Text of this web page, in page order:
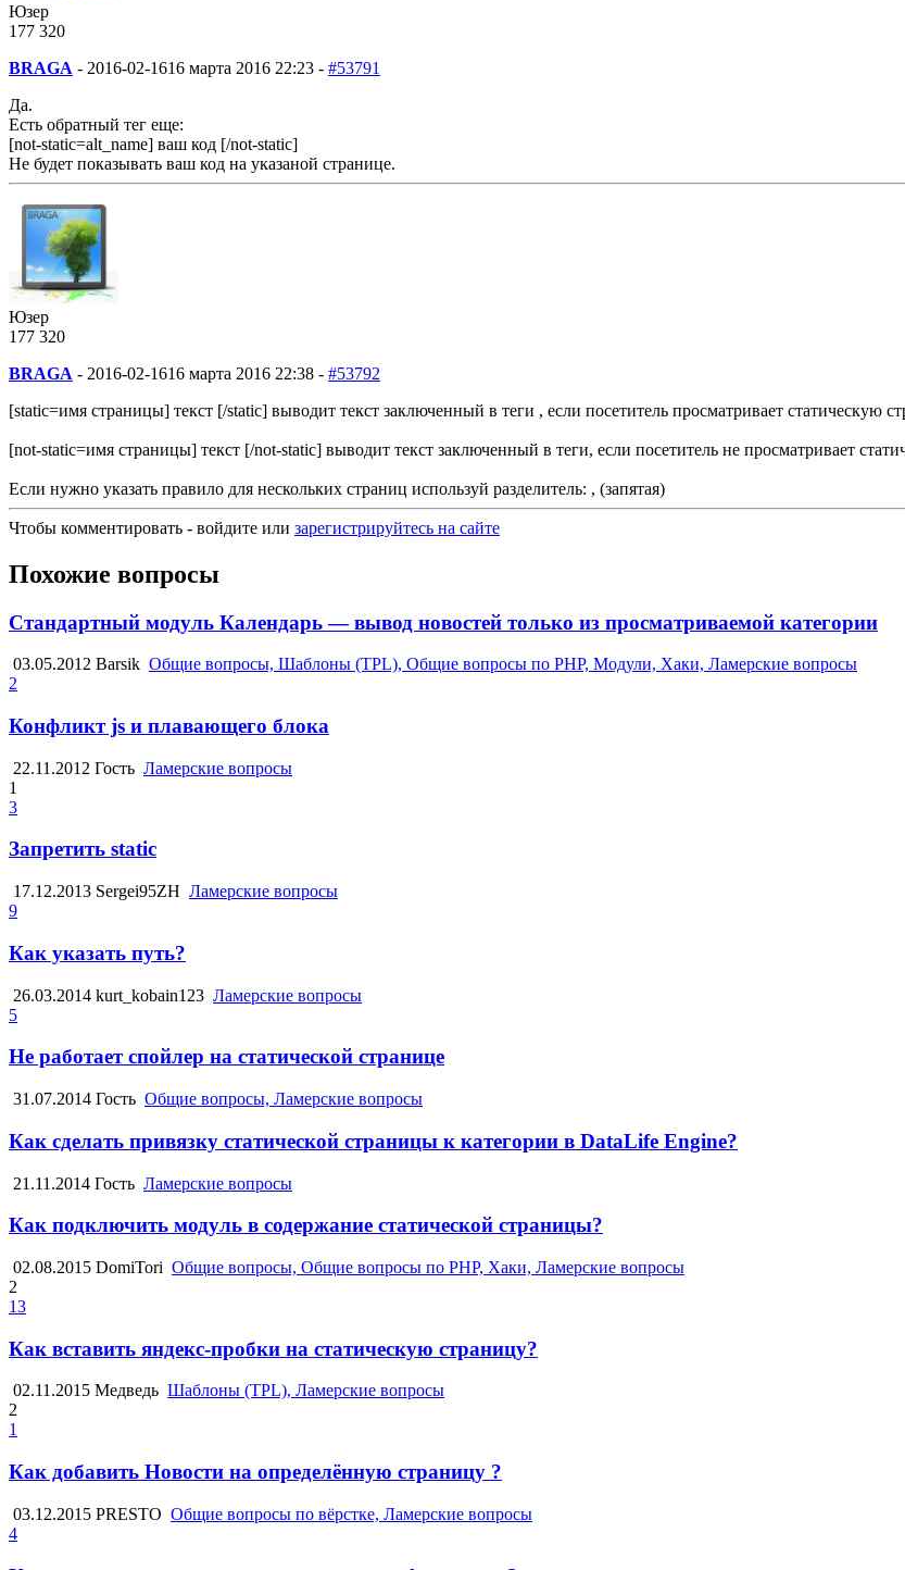
Юзер
177 320
BRAGA - 2016-02-1616 марта 2016 22:23 - #53791
Да.
Есть обратный тег еще:
[not-static=alt_name] ваш код [/not-static]
Не будет показывать ваш код на указаной странице.
Юзер
177 320
BRAGA - 2016-02-1616 марта 2016 22:38 - #53792
[static=имя страницы] текст [/static] выводит текст заключенный в теги , если посетитель просматривает статическую
[not-static=имя страницы] текст [/not-static] выводит текст заключенный в теги, если посетитель не просматривает
Если нужно указать правило для нескольких страниц используй разделитель: , (запятая)
Чтобы комментировать - войдите или зарегистрируйтесь на сайте
Похожие вопросы
Стандартный модуль Календарь — вывод новостей только из просматриваемой категории
03.05.2012 Barsik Общие вопросы, Шаблоны (TPL), Общие вопросы по PHP, Модули, Хаки, Ламерские вопросы
2
Конфликт js и плавающего блока
22.11.2012 Гость Ламерские вопросы
1
3
Запретить static
17.12.2013 Sergei95ZH Ламерские вопросы
9
Как указать путь?
26.03.2014 kurt_kobain123 Ламерские вопросы
5
Не работает спойлер на статической странице
31.07.2014 Гость Общие вопросы, Ламерские вопросы
Как сделать привязку статической страницы к категории в DataLife Engine?
21.11.2014 Гость Ламерские вопросы
Как подключить модуль в содержание статической страницы?
02.08.2015 DomiTori Общие вопросы, Общие вопросы по PHP, Хаки, Ламерские вопросы
2
13
Как вставить яндекс-пробки на статическую страницу?
02.11.2015 Медведь Шаблоны (TPL), Ламерские вопросы
2
1
Как добавить Новости на определённую страницу ?
03.12.2015 PRESTO Общие вопросы по вёрстке, Ламерские вопросы
4